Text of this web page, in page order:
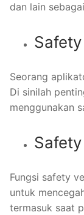
dan lain
Seorang
Di sinilah
menggunakan
Fungsi safety
untuk
termasuk saat